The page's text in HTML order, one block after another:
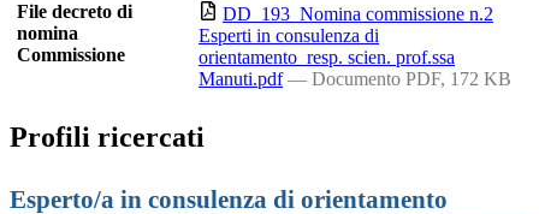
File decreto di
nomina
Commissione
DD_193_Nomina commissione n.2
Esperti in consulenza di
orientamento_resp. scien. prof.ssa
Manuti.pdf — Documento PDF, 172 KB
Profili ricercati
Esperto/a in consulenza di orientamento